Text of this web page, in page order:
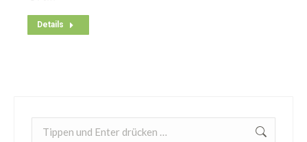
Details
Search: